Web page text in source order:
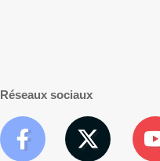
Réseaux sociaux